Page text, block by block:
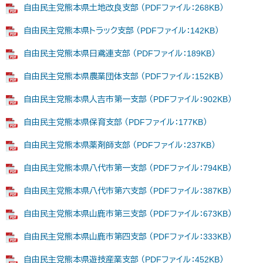
自由民主党熊本県土地改良支部 （PDFファイル：268KB）
自由民主党熊本県トラック支部 （PDFファイル：142KB）
自由民主党熊本県日鳶連支部 （PDFファイル：189KB）
自由民主党熊本県農業団体支部 （PDFファイル：152KB）
自由民主党熊本県人吉市第一支部 （PDFファイル：902KB）
自由民主党熊本県保育支部 （PDFファイル：177KB）
自由民主党熊本県薬剤師支部 （PDFファイル：237KB）
自由民主党熊本県八代市第一支部 （PDFファイル：794KB）
自由民主党熊本県八代市第六支部 （PDFファイル：387KB）
自由民主党熊本県山鹿市第三支部 （PDFファイル：673KB）
自由民主党熊本県山鹿市第四支部 （PDFファイル：333KB）
自由民主党熊本県遊技産業支部 （PDFファイル：452KB）